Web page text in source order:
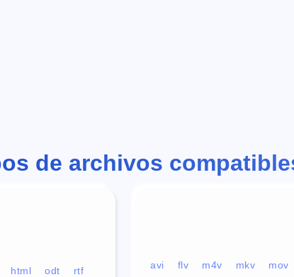
de archivos
html odt
rtf
avi flv m4v mkv
mov